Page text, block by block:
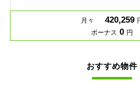
月々 420,259
ボーナス 0 円
おすすめ物件